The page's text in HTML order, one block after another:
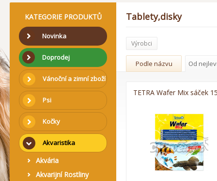
KATEGORIE PRODUKTŮ
Novinka
Doprodej
Vánoční a zimní zboží
Psi
Kočky
Akvaristika
Akvária
Akvarijní Rostliny
Tablety,disky
Výrobci
Podle názvu Od
TETRA Wafer Mix sáček